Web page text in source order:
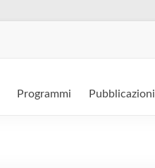
Programmi Pubblicazioni